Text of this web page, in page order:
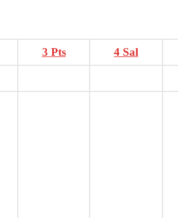
3 Pts 4 Sal